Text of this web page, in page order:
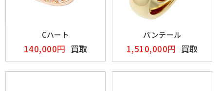
Cハート
140,000円 買取
パンテール
1,510,000円 買取